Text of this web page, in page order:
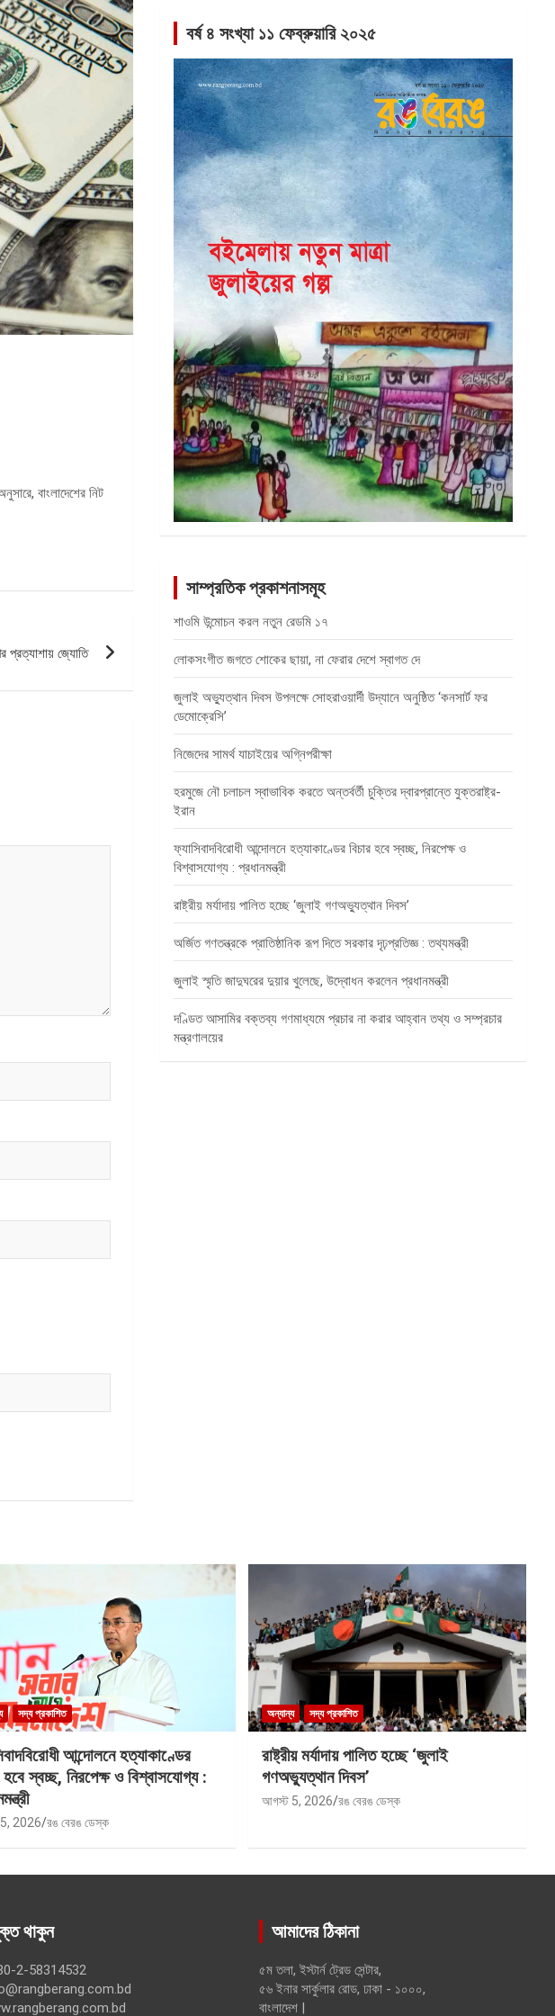
বাংলাদেশের নিট
প্রত্যাশায় জ্যোতি
বর্ষ ৪ সংখ্যা ১১ ফেব্রুয়ারি ২০২৫
সাম্প্রতিক প্রকাশনাসমূহ
শাওমি উন্মোচন করল নতুন রেডমি ১৭
লোকসংগীত জগতে শোকের ছায়া, না ফেরার দেশে স্বাগত দে
জুলাই অভ্যুত্থান দিবস উপলক্ষে সোহরাওয়ার্দী উদ্যানে অনুষ্ঠিত ‘কনসার্ট ফর
ডেমোক্রেসি’
নিজেদের সামর্থ যাচাইয়ের অগ্নিপরীক্ষা
হরমুজে নৌ চলাচল স্বাভাবিক করতে অন্তর্বর্তী চুক্তির দ্বারপ্রান্তে যুক্তরাষ্ট্র-
ইরান
ফ্যাসিবাদবিরোধী আন্দোলনে হত্যাকাণ্ডের বিচার হবে স্বচ্ছ, নিরপেক্ষ ও
বিশ্বাসযোগ্য : প্রধানমন্ত্রী
রাষ্ট্রীয় মর্যাদায় পালিত হচ্ছে ‘জুলাই গণঅভ্যুত্থান দিবস’
অর্জিত গণতন্ত্রকে প্রাতিষ্ঠানিক রূপ দিতে সরকার দৃঢ়প্রতিজ্ঞ : তথ্যমন্ত্রী
জুলাই স্মৃতি জাদুঘরের দুয়ার খুলেছে, উদ্বোধন করলেন প্রধানমন্ত্রী
দণ্ডিত আসামির বক্তব্য গণমাধ্যমে প্রচার না করার আহ্বান তথ্য ও সম্প্রচার
মন্ত্রণালয়ের
সদ্য প্রকাশিত
আন্দোলনে হত্যাকাণ্ডের
হবে স্বচ্ছ, নিরপেক্ষ ও বিশ্বাসযোগ্য :
2026 রঙ বেরঙ ডেস্ক
অন্যান্য সদ্য প্রকাশিত
রাষ্ট্রীয় মর্যাদায় পালিত হচ্ছে ‘জুলাই
গণঅভ্যুত্থান দিবস’
আগস্ট 5, 2026 রঙ বেরঙ ডেস্ক
থাকুন
2-58314532
আমাদের ঠিকানা
৫ম তলা, ইস্টার্ন ট্রেড সেন্টার,
৫৬ ইনার সার্কুলার রোড, ঢাকা - ১০০০,
বাংলাদেশ |